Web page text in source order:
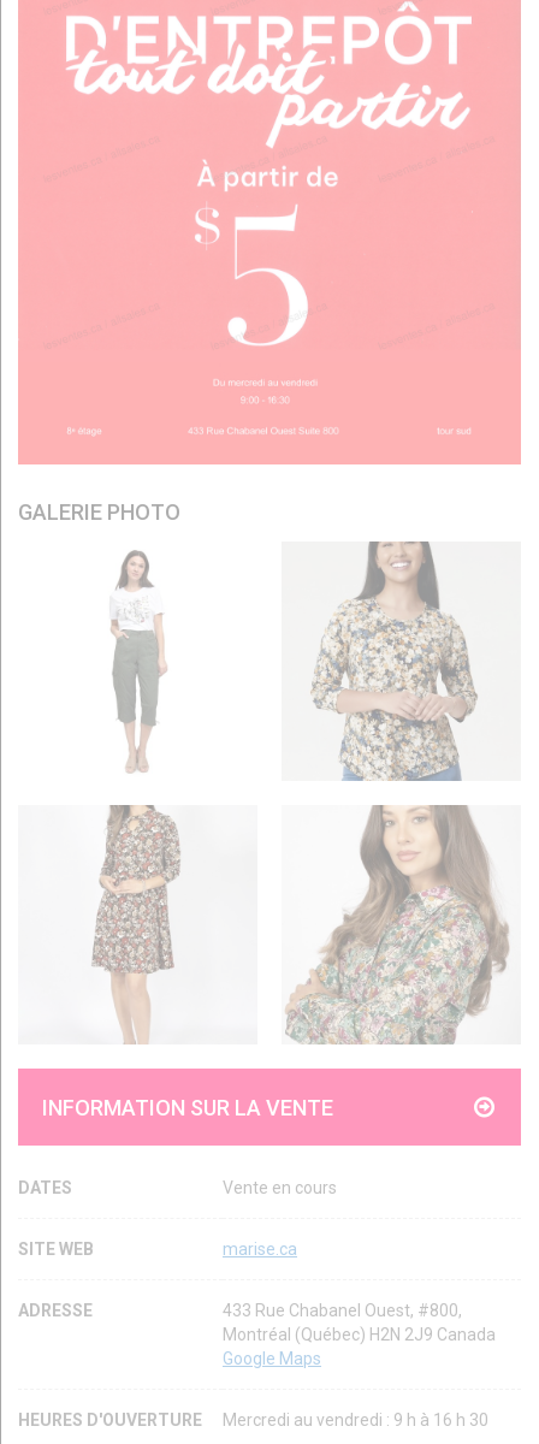
GALERIE PHOTO
INFORMATION SUR LA VENTE
DATES Vente en cours
SITE WEB marise.ca
ADRESSE
433 Rue Chabanel Ouest, #800,
Montréal (Québec) H2N 2J9 Canada
Google Maps
HEURES D'OUVERTURE Mercredi au vendredi : 9 h à 16 h 30